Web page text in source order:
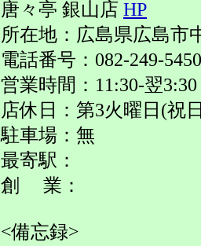
唐々亭 銀山店 HP
所在地：広島県広島市
電話番号：082-249-5450
営業時間：11:30-翌3:30
店休日：第3火曜日(祝
駐車場：無
最寄駅：
創 業：
<備忘録>